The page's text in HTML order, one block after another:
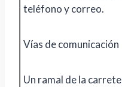
teléfono y correo.
Vías de comunicación
Un ramal de la